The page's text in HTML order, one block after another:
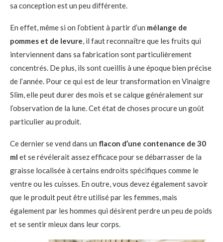
sa conception est un peu différente.
En effet, même si on l’obtient à partir d’un mélange de
pommes et de levure , il faut reconnaître que les fruits qui
interviennent dans sa fabrication sont particulièrement
concentrés. De plus, ils sont cueillis à une époque bien précise
de l’année. Pour ce qui est de leur transformation en Vinaigre
Slim, elle peut durer des mois et se calque généralement sur
l’observation de la lune. Cet état de choses procure un goût
particulier au produit.
Ce dernier se vend dans un flacon d’une contenance de 30
ml et se révélerait assez efficace pour se débarrasser de la
graisse localisée à certains endroits spécifiques comme le
ventre ou les cuisses. En outre, vous devez également savoir
que le produit peut être utilisé par les femmes, mais
également par les hommes qui désirent perdre un peu de poids
et se sentir mieux dans leur corps.